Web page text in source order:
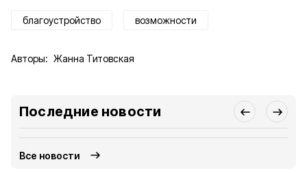
благоустройство возможности
Авторы: Жанна Титовская
Последние новости
Все новости